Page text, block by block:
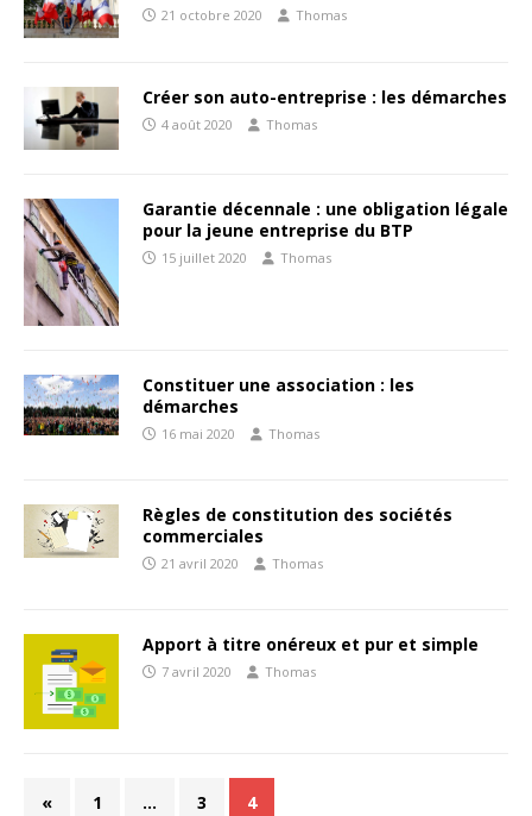
21 octobre 2020 Thomas
Créer son auto-entreprise : les démarches
4 août 2020 Thomas
Garantie décennale : une obligation légale
pour la jeune entreprise du BTP
15 juillet 2020 Thomas
Constituer une association : les
démarches
16 mai 2020 Thomas
Règles de constitution des sociétés
commerciales
21 avril 2020 Thomas
Apport à titre onéreux et pur et simple
7 avril 2020 Thomas
« 1 … 3 4